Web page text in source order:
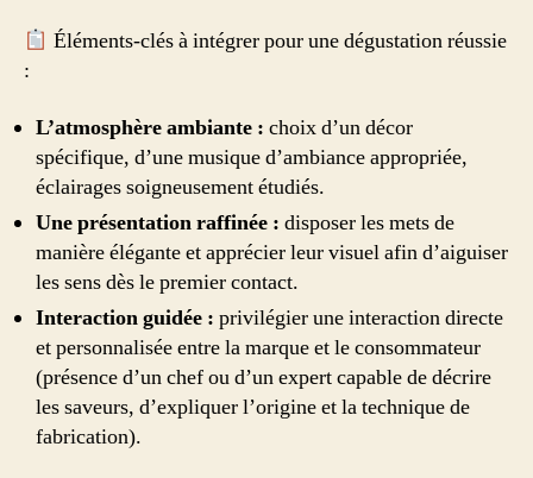
Éléments-clés à intégrer pour une dégustation réussie
:
L’atmosphère ambiante : choix d’un décor
spécifique, d’une musique d’ambiance appropriée,
éclairages soigneusement étudiés.
Une présentation raffinée : disposer les mets de
manière élégante et apprécier leur visuel afin d’aiguiser
les sens dès le premier contact.
Interaction guidée : privilégier une interaction directe
et personnalisée entre la marque et le consommateur
(présence d’un chef ou d’un expert capable de décrire
les saveurs, d’expliquer l’origine et la technique de
fabrication).